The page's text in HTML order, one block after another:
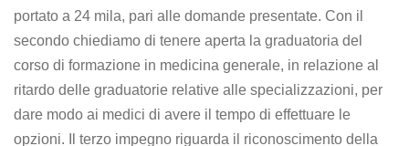
portato a 24 mila, pari alle domande presentate. Con il
secondo chiediamo di tenere aperta la graduatoria del
corso di formazione in medicina generale, in relazione al
ritardo delle graduatorie relative alle specializzazioni, per
dare modo ai medici di avere il tempo di effettuare le
opzioni. Il terzo impegno riguarda il riconoscimento della